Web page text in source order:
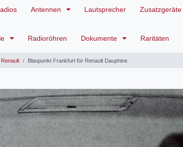
Antennen Lautsprecher Zusatzgeräte
Radioröhren Dokumente Raritäten
Renault Blaupunkt Frankfurt für Renault Dauphine